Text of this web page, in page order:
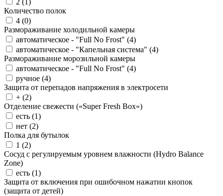
2 (
)
Количество полок
4 (0)
Размораживание холодильной камеры
автоматическое - "Full No Frost" (4)
автоматическое - "Капельная система" (4)
Размораживание морозильной камеры
автоматическое - "Full No Frost" (4)
ручное (4)
Защита от перепадов напряжения в электросети
+ (2)
Отделение свежести («Super Fresh Box»)
есть (1)
нет (2)
Полка для бутылок
1 (2)
Сосуд с регулируемым уровнем влажности (Hydro Balance
Zone)
есть (1)
Защита от включения при ошибочном нажатии кнопок
(защита от детей)